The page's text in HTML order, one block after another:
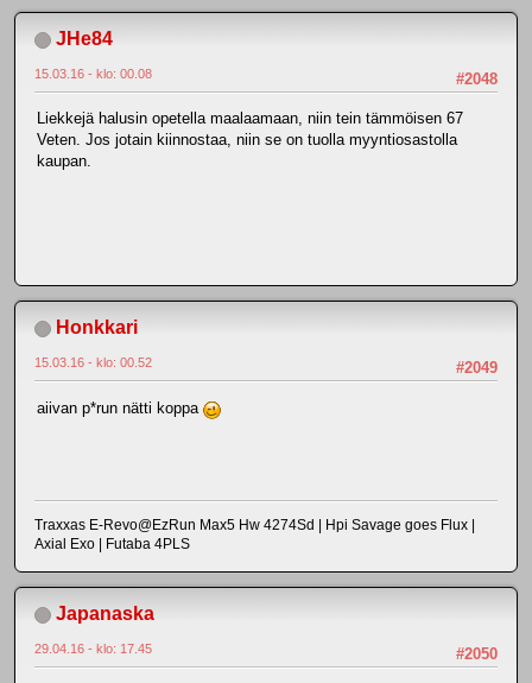
JHe84
#2048
15.03.16 - klo: 00.08
Liekkejä halusin opetella maalaamaan, niin tein tämmöisen 67
Veten. Jos jotain kiinnostaa, niin se on tuolla myyntiosastolla
kaupan.
Honkkari
#2049
15.03.16 - klo: 00.52
aiivan p*run nätti koppa
Traxxas E-Revo@EzRun Max5 Hw 4274Sd | Hpi Savage goes Flux |
Axial Exo | Futaba 4PLS
Japanaska
#2050
29.04.16 - klo: 17.45